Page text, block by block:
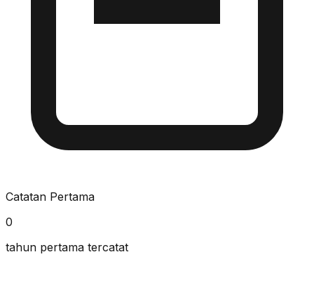
Catatan Pertama
0
tahun pertama tercatat